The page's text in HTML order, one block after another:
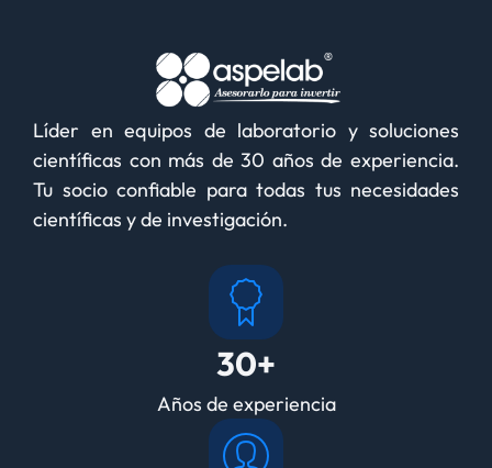
Líder en equipos de laboratorio y soluciones
científicas con más de 30 años de experiencia.
Tu socio confiable para todas tus necesidades
científicas y de investigación.
30+
Años de experiencia